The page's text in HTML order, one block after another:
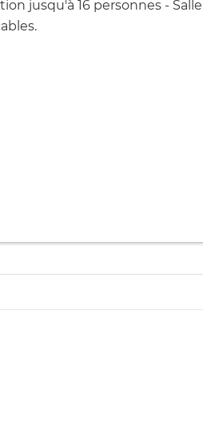
jusqu'à 16 personnes - Salle